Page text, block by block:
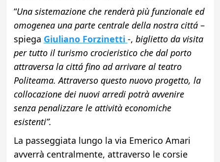
“Una sistemazione che renderà più funzionale ed
omogenea una parte centrale della nostra cittá–
spiega Giuliano Forzinetti -, biglietto da visita
per tutto il turismo crocieristico che dal porto
attraversa la cittá fino ad arrivare al teatro
Politeama.Attraverso questo nuovo progetto, la
collocazione dei nuovi arredi potrà avvenire
senza penalizzare le attività economiche
esistenti”.
La passeggiata lungo la via Emerico Amari
avverrà centralmente, attraverso le corsie